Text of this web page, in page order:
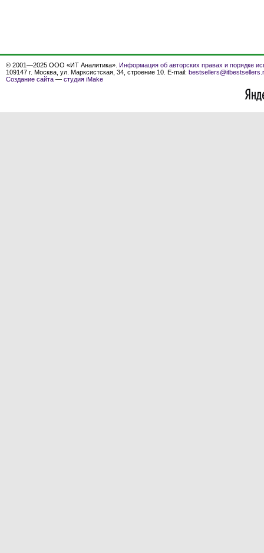
© 2001—2025 ООО «ИТ Аналитика». Информация об авторских правах и порядке
109147 г. Москва, ул. Марксистская, 34, строение 10. E-mail:
Создание сайта — студия iMake